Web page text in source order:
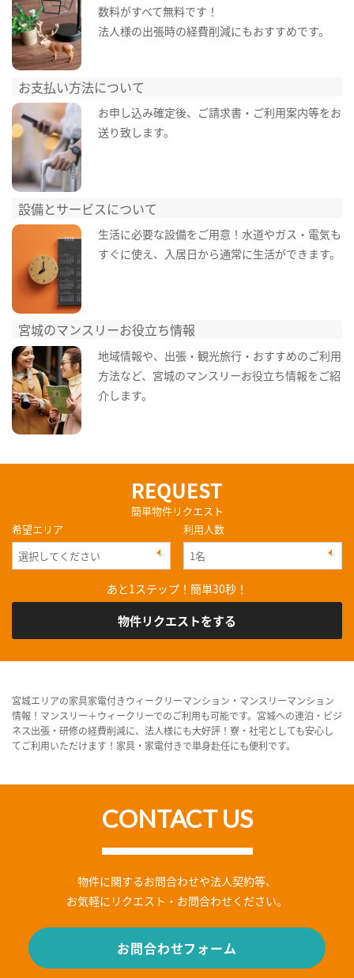
数料がすべて無料です！
法人様の出張時の経費削減にもおすすめです。
お支払い方法について
お申し込み確定後、ご請求書・ご利用案内等をお
送り致します。
設備とサービスについて
生活に必要な設備をご用意！水道やガス・電気も
すぐに使え、入居日から通常に生活ができます。
宮城のマンスリーお役立ち情報
地域情報や、出張・観光旅行・おすすめのご利用
方法など、宮城のマンスリーお役立ち情報をご紹
介します。
REQUEST
簡単物件リクエスト
希望エリア
利用人数
あと1ステップ！簡単30秒！
物件リクエストをする
宮城エリアの家具家電付きウィークリーマンション・マンスリーマンション
情報！マンスリー＋ウィークリーでのご利用も可能です。宮城への連泊・ビジ
ネス出張・研修の経費削減に、法人様にも大好評！寮・社宅としても安心し
てご利用いただけます！家具・家電付きで単身赴任にも便利です。
CONTACT US
物件に関するお問合わせや法人契約等、
お気軽にリクエスト・お問合わせください。
お問合わせフォーム